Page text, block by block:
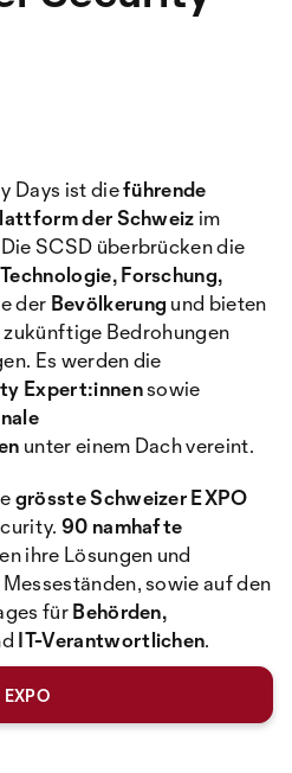
Days ist dieführende
der Schweiz im
SCSD überbrücken die
Technologie, Forschung,
der Bevölkerung und bieten
Bedrohungen
Es werden die
Expert:innensowie
unter einem Dach vereint.
grösste Schweizer EXPO
90 namhafte
ihre Lösungen und
sowie auf den
fürBehörden,
IT-Verantwortlichen.
EXPO